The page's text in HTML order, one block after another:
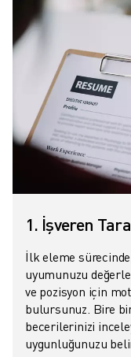
1. İşveren
İlk eleme
uyumunuzu
ve pozisyon için
bulursunuz. Bire
becerilerinizi
uygunluğunuzu